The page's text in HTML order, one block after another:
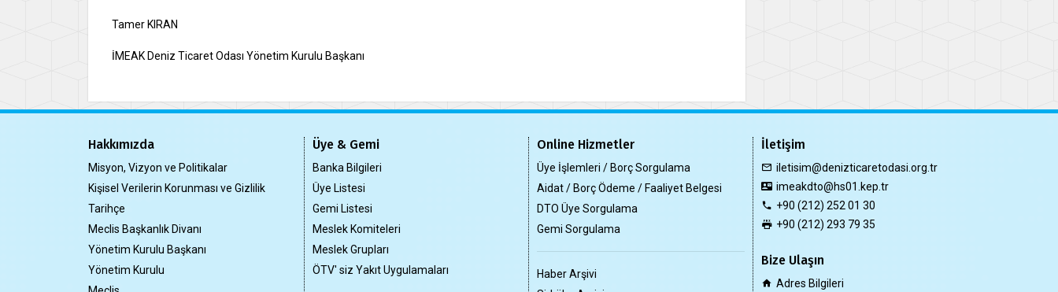
Tamer KIRAN
İMEAK Deniz Ticaret Odası Yönetim Kurulu Başkanı
Hakkımızda
Misyon, Vizyon ve Politikalar
Kişisel Verilerin Korunması ve Gizlilik
Tarihçe
Meclis Başkanlık Divanı
Yönetim Kurulu Başkanı
Yönetim Kurulu
Üye & Gemi
Banka Bilgileri
Üye Listesi
Gemi Listesi
Meslek Komiteleri
Meslek Grupları
ÖTV' siz Yakıt Uygulamaları
Online Hizmetler
Üye İşlemleri / Borç Sorgulama
Aidat / Borç Ödeme / Faaliyet Belgesi
DTO Üye Sorgulama
Gemi Sorgulama
Haber Arşivi
İletişim
iletisim@denizticaretodasi.org.tr
imeakdto@hs01.kep.tr
+90 (212) 252 01 30
+90 (212) 293 79 35
Bize Ulaşın
Adres Bilgileri